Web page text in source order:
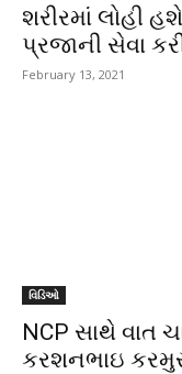
શરીરમાં લોહી હશે
પ્રજાની સેવા
February 13, 2021
વિડિઓ
NCP સાથે વાત
કરશનભાઇ